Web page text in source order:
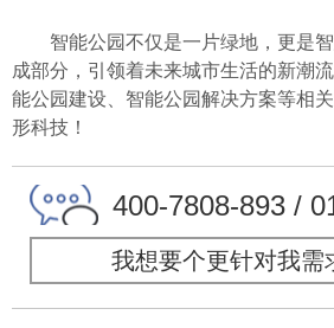
智能公园不仅是一片绿地，更是智
成部分，引领着未来城市生活的新潮
能公园建设、智能公园解决方案等相
形科技！
400-7808-893 /
我想要个更针对我需